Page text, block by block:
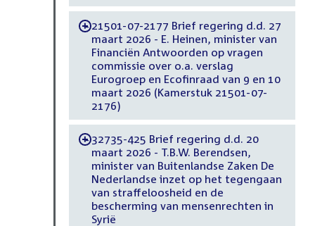
-21501-07-2177 Brief regering d.d. 27
maart 2026 - E. Heinen, minister van
Financiën Antwoorden op vragen
commissie over o.a. verslag
Eurogroep en Ecofinraad van 9 en 10
maart 2026 (Kamerstuk 21501-07-
2176)
-32735-425 Brief regering d.d. 20
maart 2026 - T.B.W. Berendsen,
minister van Buitenlandse Zaken De
Nederlandse inzet op het tegengaan
van straffeloosheid en de
bescherming van mensenrechten in
Syrië